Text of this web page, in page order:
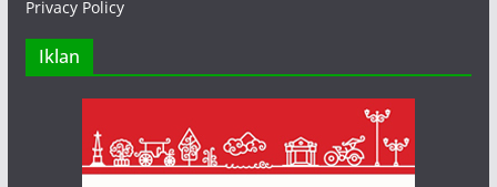
Privacy Policy
Iklan